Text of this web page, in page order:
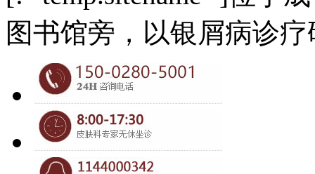
图书馆旁，以银屑病诊